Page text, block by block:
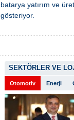
batarya yatırım ve
gösteriyor.
SEKTÖRLER VE
Otomotiv Enerji